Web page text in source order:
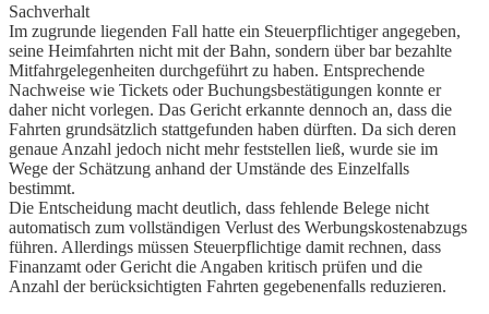
Sachverhalt
Im zugrunde liegenden Fall hatte ein Steuerpflichtiger angegeben,
seine Heimfahrten nicht mit der Bahn, sondern über bar bezahlte
Mitfahrgelegenheiten durchgeführt zu haben. Entsprechende
Nachweise wie Tickets oder Buchungsbestätigungen konnte er
daher nicht vorlegen. Das Gericht erkannte dennoch an, dass die
Fahrten grundsätzlich stattgefunden haben dürften. Da sich deren
genaue Anzahl jedoch nicht mehr feststellen ließ, wurde sie im
Wege der Schätzung anhand der Umstände des Einzelfalls
bestimmt.
Die Entscheidung macht deutlich, dass fehlende Belege nicht
automatisch zum vollständigen Verlust des Werbungskostenabzugs
führen. Allerdings müssen Steuerpflichtige damit rechnen, dass
Finanzamt oder Gericht die Angaben kritisch prüfen und die
Anzahl der berücksichtigten Fahrten gegebenenfalls reduzieren.